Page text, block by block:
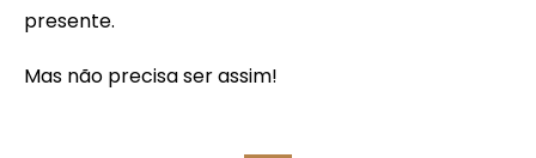
presente.
Mas não precisa ser assim!